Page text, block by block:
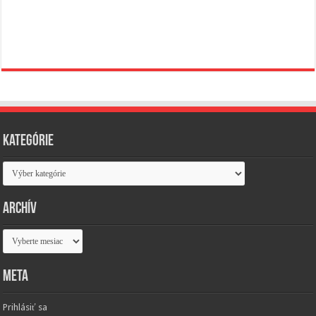
Kategórie
Kategórie
Archív
Archív
Meta
Prihlásiť sa